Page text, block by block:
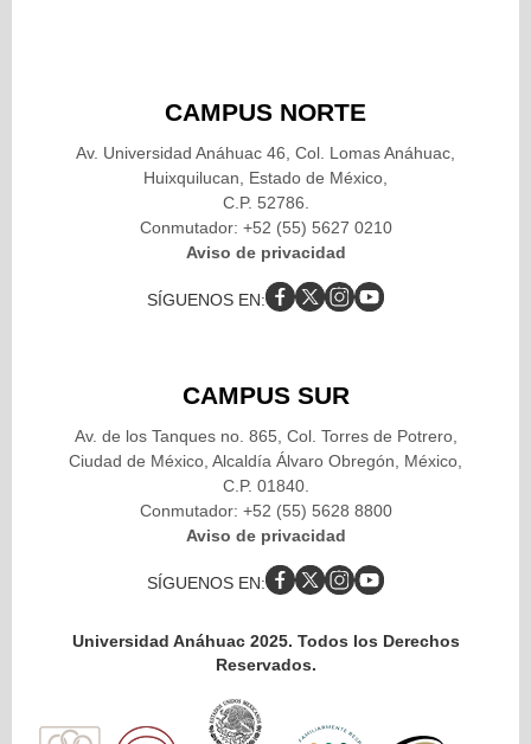
CAMPUS NORTE
Av. Universidad Anáhuac 46, Col. Lomas Anáhuac,
Huixquilucan, Estado de México,
C.P. 52786.
Conmutador: +52 (55) 5627 0210
Aviso de privacidad
SÍGUENOS EN:
CAMPUS SUR
Av. de los Tanques no. 865, Col. Torres de Potrero,
Ciudad de México, Alcaldía Álvaro Obregón, México,
C.P. 01840.
Conmutador: +52 (55) 5628 8800
Aviso de privacidad
SÍGUENOS EN:
Universidad Anáhuac 2025. Todos los Derechos
Reservados.